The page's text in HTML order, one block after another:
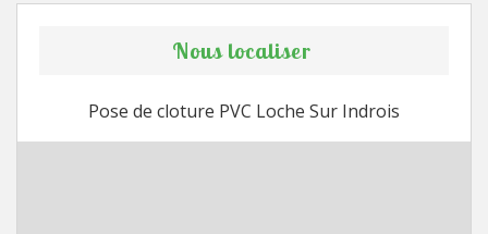
Nous localiser
Pose de cloture PVC Loche Sur Indrois